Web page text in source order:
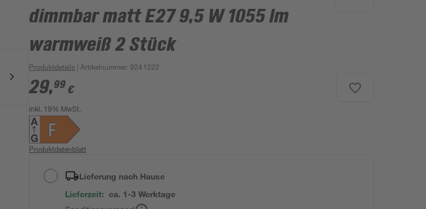
dimmbar matt E27 9,5 W 1055 lm
warmweiß 2 Stück
Produktdetails | Artikelnummer:9241222
29,99 €
inkl. 19% MwSt.
Produktdatenblatt
Lieferung nach Hause
Lieferzeit: ca. 1-3 Werktage